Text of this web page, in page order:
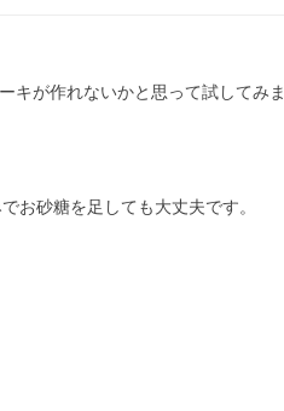
キが作れないかと思って試してみま
お砂糖を足しても大丈夫です。